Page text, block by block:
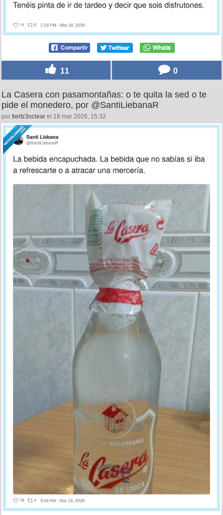
11 0
La Casera con pasamontañas: o te quita la sed o te
pide el monedero, por @SantiLiebanaR
por tiertz3oclear el 18 mar 2026, 15:32